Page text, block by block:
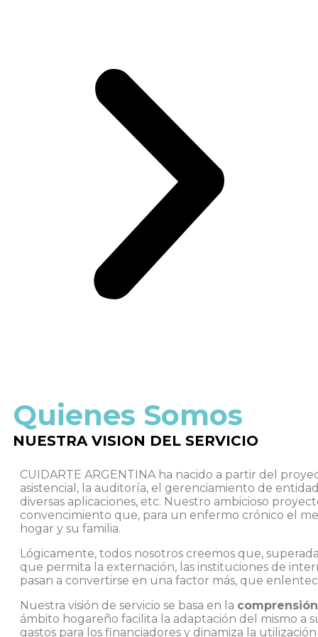
Quienes Somos
NUESTRA VISION DEL SERVICIO
CUIDARTE ARGENTINA ha nacido a partir del
asistencial, la auditoría, el gerenciamiento de
diversas aplicaciones, etc. Nuestro ambicioso
convencimiento que, para un enfermo crónico el
hogar y su familia.
Lógicamente, todos nosotros creemos que,
que permita la externación, las instituciones de
pasan a convertirse en una factor más, que
Nuestra visión de servicio se basa en la
ámbito hogareño facilita la adaptación del mismo a
gastos para los financiadores y dinamiza la